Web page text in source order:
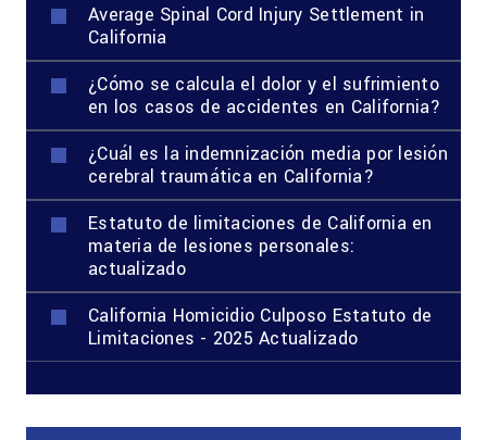
Average Spinal Cord Injury Settlement in
California
¿Cómo se calcula el dolor y el sufrimiento
en los casos de accidentes en California?
¿Cuál es la indemnización media por lesión
cerebral traumática en California?
Estatuto de limitaciones de California en
materia de lesiones personales:
actualizado
California Homicidio Culposo Estatuto de
Limitaciones - 2025 Actualizado